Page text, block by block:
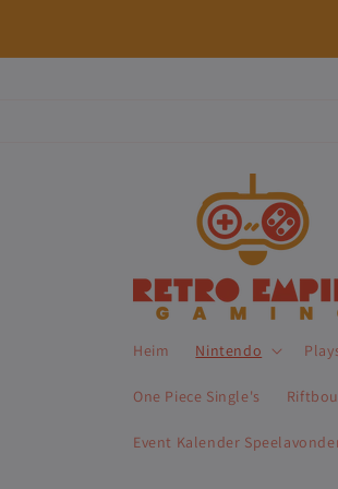
Heim Nintendo
One Piece Single's
Event Kalender